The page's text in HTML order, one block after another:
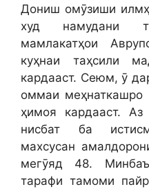
Дониш омӯзиши
худ намудани
мамлакатҳои
куҳнаи таҳсили
кардааст. Сеюм, ӯ
оммаи меҳнаткашро
ҳимоя кардааст.
нисбат ба
махсусан
мегӯяд 48.
тарафи тамоми